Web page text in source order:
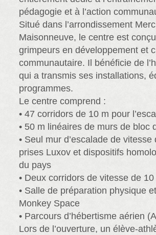
pédagogie et à l’action
Situé dans l’arrondissement
Maisonneuve, le centre est
grimpeurs en développement et
communautaire. Il bénéficie de
qui a transmis ses installations,
programmes.
Le centre comprend :
• 47 corridors de 10 m pour
• 50 m linéaires de murs de bloc
• Seul mur d’escalade de
prises Luxov et dispositifs
du pays
• Deux corridors de vitesse de 10
• Salle de préparation physique
Monkey Space
• Parcours d’hébertisme aérien
Lors de l’ouverture, un élève-